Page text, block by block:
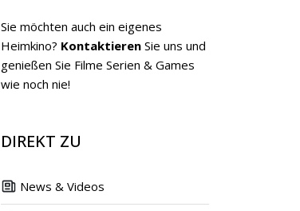
Sie möchten auch ein eigenes
Heimkino? Kontaktieren Sie uns und
genießen Sie Filme Serien & Games
wie noch nie!
DIREKT ZU
News & Videos